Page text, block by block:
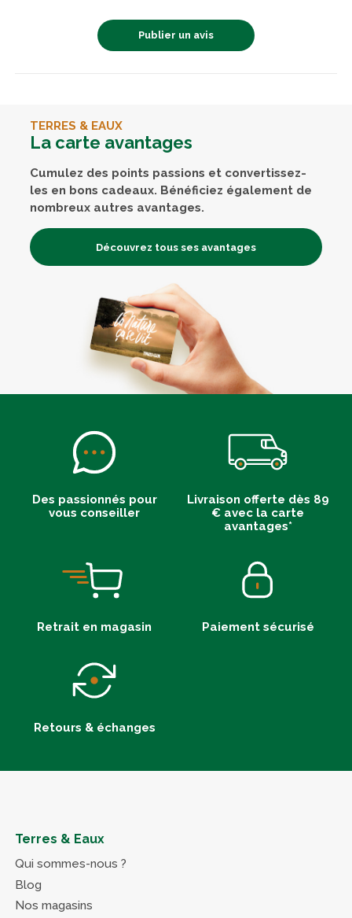
Publier un avis
TERRES & EAUX
La carte avantages
Cumulez des points passions et convertissez-
les en bons cadeaux. Bénéficiez également de
nombreux autres avantages.
Découvrez tous ses avantages
Des passionnés pour
vous conseiller
Livraison offerte dès 89
€ avec la carte
avantages*
Retrait en magasin Paiement sécurisé
Retours & échanges
Terres & Eaux
Qui sommes-nous ?
Blog
Nos magasins